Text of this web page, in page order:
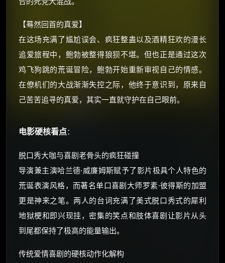
【蓦然回首的真爱】
在这场充满了尴尬误会、疯狂整蛊以及酒精狂欢的漫长
追爱旅程中，鲍勃被整得狼狈不堪。但也正是通过这次
鸡飞狗跳的荒诞冒险，鲍勃开始重新审视自己的情感。
在僚机们的大战渐渐失控之际，他终于意识到，原来自
己苦苦追寻的真爱，其实一直就守护在自己眼前。
电影硬核看点：
脱口秀大咖与喜剧老骨头的疯狂碰撞
导演兼主演哈兰德·威廉姆斯赋予了影片极具个人特色的
荒诞表演风格，而著名单口喜剧大师罗素·彼得斯的加盟
更是神来之笔。两人的台词充满了美式脱口秀式的犀利
地狱梗和即兴现挂，密集的笑点和肢体喜剧让影片从头
到尾都保持了极高的能量输出。
传统爱情喜剧的硬核动作化解构
☕ 海外大侠？通过 Ko-fi 赐茶